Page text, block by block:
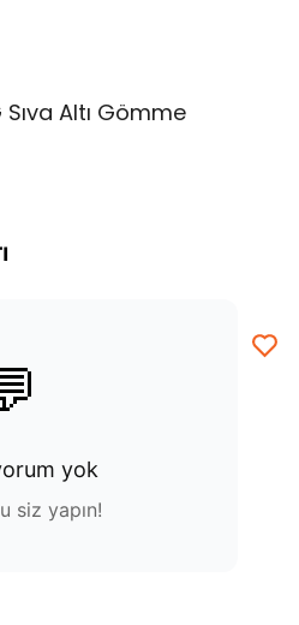
Altı Gömme
yok
siz yapın!